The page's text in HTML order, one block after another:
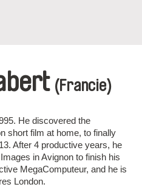
(Francie)
He discovered the
short film at home, to finally
After 4 productive years, he
in Avignon to finish his
MegaComputeur, and he is
London.